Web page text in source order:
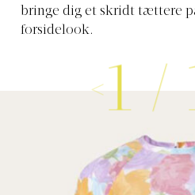
bringe dig et skridt tættere
forsidelook.
1 /